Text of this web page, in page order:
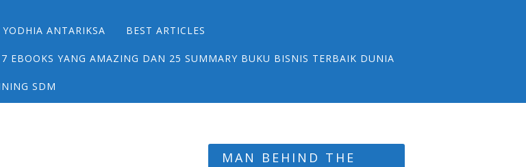
menu
YODHIA ANTARIKSA BEST ARTICLES
EBOOKS YANG AMAZING DAN 25 SUMMARY BUKU BISNIS TERBAIK DUNIA
SDM
MAN BEHIND THE